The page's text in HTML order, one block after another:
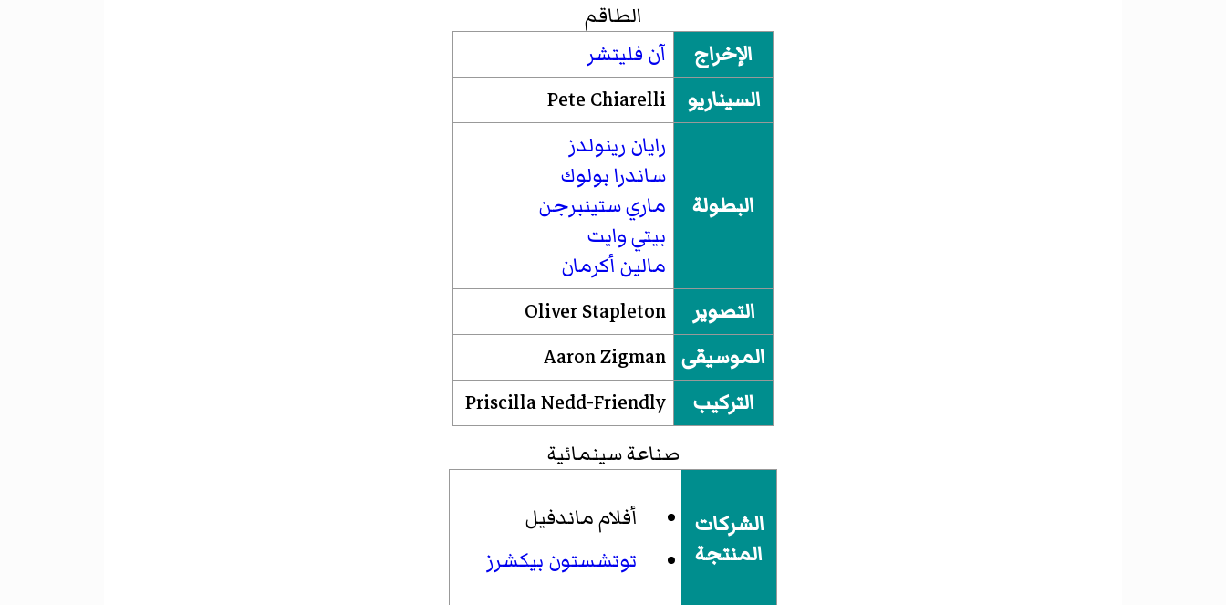
الطاقم
الإخراج
آن فليتشر
السيناريو
Pete Chiarelli
البطولة
رايان رينولدز
ساندرا بولوك
ماري ستينبرجن
بيتي وايت
مالين أكرمان
التصوير
Oliver Stapleton
الموسيقى Aaron Zigman
التركيب
Priscilla Nedd-Friendly
صناعة سينمائية
الشركات
المنتجة
أفلام ماندفيل
توتشستون بيكشرز